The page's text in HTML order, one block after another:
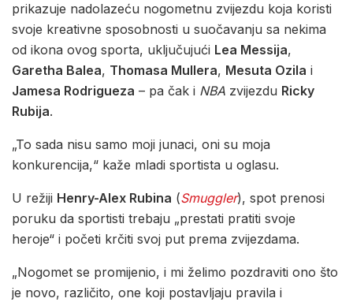
prikazuje nadolazeću nogometnu zvijezdu koja koristi
svoje kreativne sposobnosti u suočavanju sa nekima
od ikona ovog sporta, uključujući Lea Messija,
Garetha Balea, Thomasa Mullera, Mesuta Ozila i
Jamesa Rodrigueza – pa čak i NBA zvijezdu Ricky
Rubija.
„To sada nisu samo moji junaci, oni su moja
konkurencija,“ kaže mladi sportista u oglasu.
U režiji Henry-Alex Rubina (Smuggler), spot prenosi
poruku da sportisti trebaju „prestati pratiti svoje
heroje“ i početi krčiti svoj put prema zvijezdama.
„Nogomet se promijenio, i mi želimo pozdraviti ono što
je novo, različito, one koji postavljaju pravila i